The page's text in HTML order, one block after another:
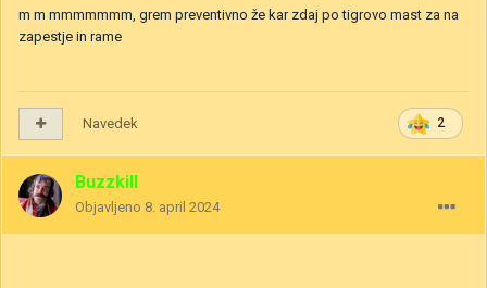
m m mmmmmmm, grem preventivno že kar zdaj po tigrovo mast za na
zapestje in rame
2
Navedek
Buzzkill
Objavljeno 8. april 2024